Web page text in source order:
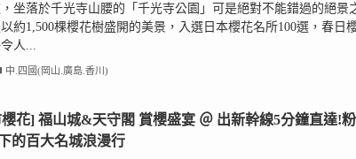
坐落於千光寺山腰的「千光寺公園」可是絕對不能錯過的絕景
約1,500棵櫻花樹盛開的美景，入選日本櫻花名所100選，春日
人...
中.四國(岡山.廣島.香川)
花] 福山城&天守閣 賞櫻盛宴 ＠ 出新幹線5分鐘直達!粉
的百大名城浪漫行